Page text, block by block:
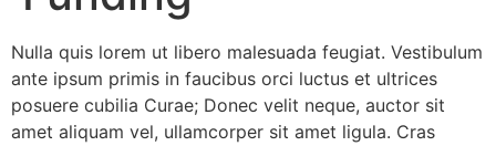
Nulla quis lorem ut libero malesuada feugiat. Vestibulum
ante ipsum primis in faucibus orci luctus et ultrices
posuere cubilia Curae; Donec velit neque, auctor sit
amet aliquam vel, ullamcorper sit amet ligula. Cras